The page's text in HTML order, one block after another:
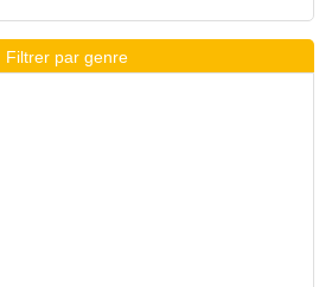
Filtrer par genre